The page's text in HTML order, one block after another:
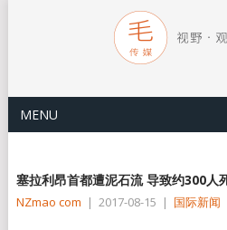
MENU
塞拉利昂首都遭泥石流 导致约300人
NZmao com | 2017-08-15 | 国际新闻